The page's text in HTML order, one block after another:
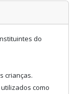
do
crianças.
como